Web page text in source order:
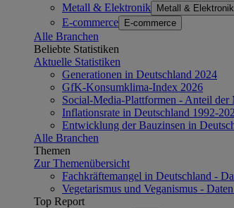
Metall & Elektronik Metall & Elektronik
E-commerce E-commerce
Alle Branchen
Beliebte Statistiken
Aktuelle Statistiken
Generationen in Deutschland 2024
GfK-Konsumklima-Index 2026
Social-Media-Plattformen - Anteil
Inflationsrate in Deutschland 1992-
Entwicklung der Bauzinsen in
Alle Branchen
Themen
Zur Themenübersicht
Fachkräftemangel in Deutschland -
Vegetarismus und Veganismus -
Top Report